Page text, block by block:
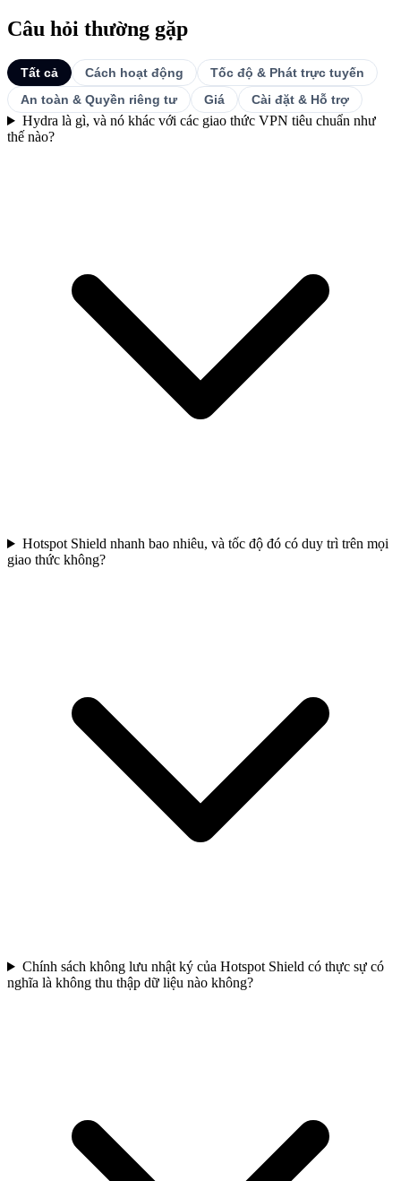
Câu hỏi thường gặp
Tất cả Cách hoạt động
Tốc độ & Phát trực tuyến
An toàn & Quyền riêng tư
Giá Cài đặt & Hỗ trợ
Hydra là gì, và nó khác với các giao thức VPN tiêu chuẩn như
thế nào?
Hotspot Shield nhanh bao nhiêu, và tốc độ đó có duy trì trên mọi
giao thức không?
Chính sách không lưu nhật ký của Hotspot Shield có thực sự có
nghĩa là không thu thập dữ liệu nào không?